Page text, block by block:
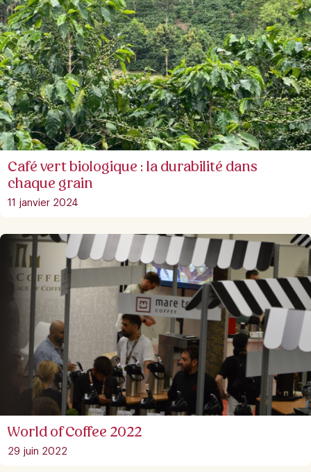
Café vert biologique : la durabilité dans
chaque grain
11 janvier 2024
World of Coffee 2022
29 juin 2022